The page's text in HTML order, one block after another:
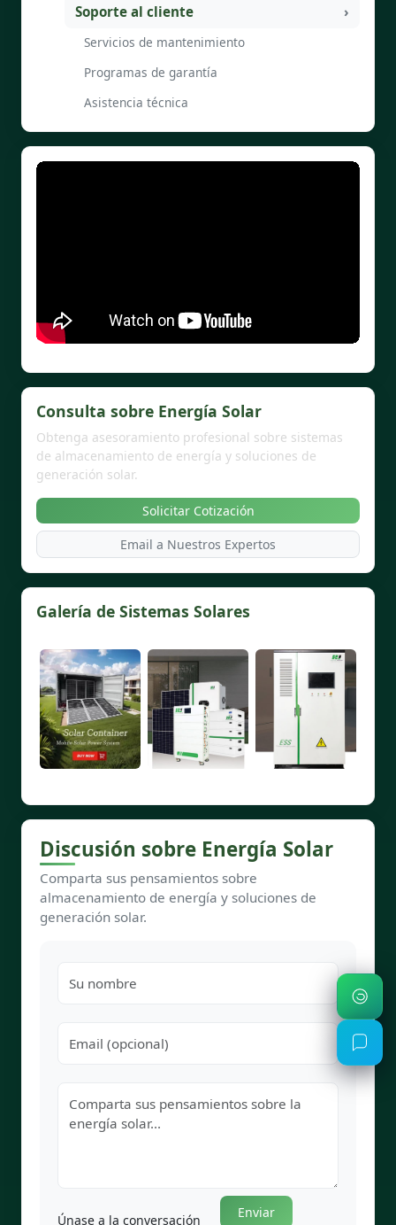
Soporte al cliente
Servicios de mantenimiento
Programas de garantía
Asistencia técnica
Consulta sobre Energía Solar
Obtenga asesoramiento profesional sobre sistemas
de almacenamiento de energía y soluciones de
generación solar.
Solicitar Cotización
Email a Nuestros Expertos
Galería de Sistemas Solares
Discusión sobre Energía Solar
Comparta sus pensamientos sobre
almacenamiento de energía y soluciones de
generación solar.
Únase a la conversación Enviar